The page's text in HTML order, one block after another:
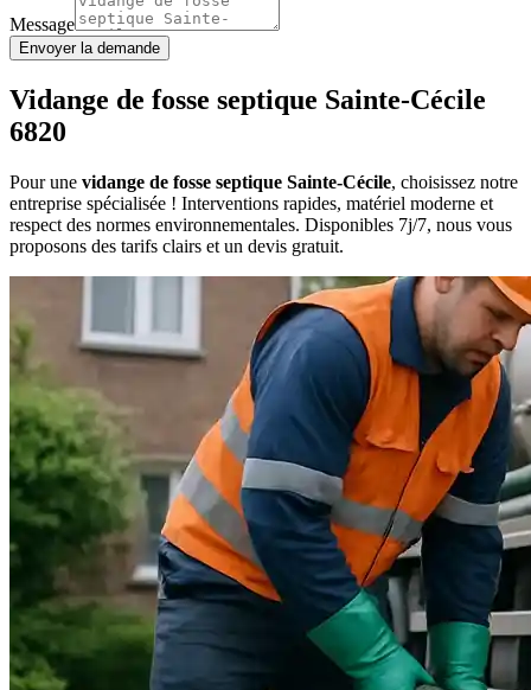
Message
Envoyer la demande
Vidange de fosse septique Sainte-Cécile
6820
Pour une vidange de fosse septique Sainte-Cécile, choisissez notre
entreprise spécialisée ! Interventions rapides, matériel moderne et
respect des normes environnementales. Disponibles 7j/7, nous vous
proposons des tarifs clairs et un devis gratuit.